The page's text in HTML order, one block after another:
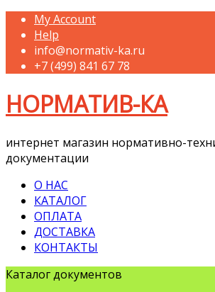
My Account
Help
info@normativ-ka.ru
+7 (499) 841 67 78
НОРМАТИВ-КА
интернет магазин нормативно-
документации
О НАС
КАТАЛОГ
ОПЛАТА
ДОСТАВКА
КОНТАКТЫ
Каталог документов